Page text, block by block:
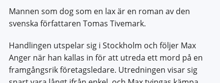
Mannen som dog som en lax är en roman av den
svenska författaren Tomas Tivemark.
Handlingen utspelar sig i Stockholm och följer Max
Anger när han kallas in för att utreda ett mord på en
framgångsrik företagsledare. Utredningen visar sig